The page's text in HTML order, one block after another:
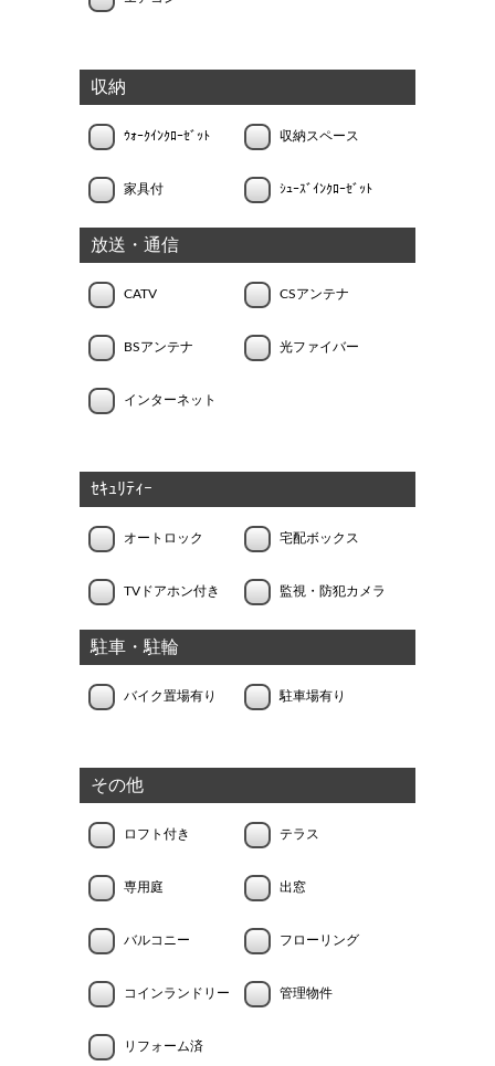
収納
ｳｫｰｸｲﾝｸﾛｰｾﾞｯﾄ 収納スペース
家具付 ｼｭｰｽﾞｲﾝｸﾛｰｾﾞｯﾄ
放送・通信
CATV CSアンテナ
BSアンテナ 光ファイバー
インターネット
ｾｷｭﾘﾃｨｰ
オートロック 宅配ボックス
TVドアホン付き 監視・防犯カメラ
駐車・駐輪
バイク置場有り 駐車場有り
その他
ロフト付き テラス
専用庭 出窓
バルコニー フローリング
コインランドリー 管理物件
リフォーム済